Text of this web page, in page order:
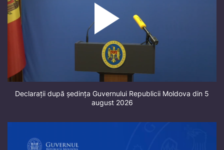
Declarații după ședința Guvernului Republicii Moldova din 5
august 2026